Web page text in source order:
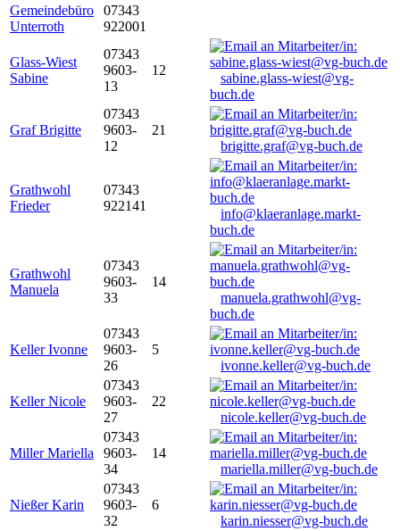
Gemeindebüro
Unterroth
07343
922001
Glass-Wiest
Sabine
07343
9603-
13
12
sabine.glass-wiest@vg-
buch.de
Graf Brigitte
07343
9603-
12
21
brigitte.graf@vg-buch.de
Grathwohl
Frieder
07343
922141
info@klaeranlage.markt-
buch.de
Grathwohl
Manuela
07343
9603-
33
14
manuela.grathwohl@vg-
buch.de
Keller Ivonne
07343
9603-
26
5
ivonne.keller@vg-buch.de
Keller Nicole
07343
9603-
27
22
nicole.keller@vg-buch.de
Miller Mariella
07343
9603-
34
14
mariella.miller@vg-buch.de
Nießer Karin
07343
9603-
32
6
karin.niesser@vg-buch.de